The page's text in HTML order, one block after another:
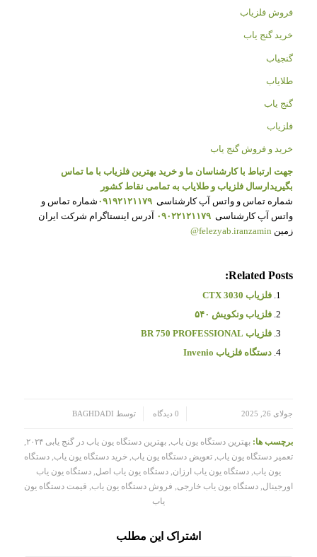
فروش فلزیاب
خرید گنج یاب
گنجیاب
طلایاب
گنج یاب
فلزیاب
خرید و فروش گنج یاب
جهت ارتباط با کارشناسان ما و خرید بهترین فلزیاب با ما تماس
بگیریدارسال فلزیاب و طلایاب به تمامی نقاط کشور
شماره تماس و واتس آپ کارشناسی ۰۹۱۹۲۱۲۱۱۷۹ شماره تماس و
واتس آپ کارشناسی ۰۹۰۲۲۱۲۱۱۷۹ آدرس اینستاگرام شرکت ایران
زمین felezyab.iranzamin@
Related Posts:
فلزیاب CTX 3030
فلزیاب ونکویش ۵۴۰
فلزیاب BR 750 PROFESSIONAL
دستگاه فلزیاب Invenio
جولای 26, 2025 0 دیدگاه توسط BAGHDADI
برچسب ها: بهترین دستگاه یون‌ یاب, بهترین دستگاه یون‌ یاب در گنج‌ یابی ۲۰۲۴
,
تعمیر دستگاه یون‌ یاب, تعویض دستگاه یون‌ یاب, خرید دستگاه یون‌ یاب, دستگاه
یون‌ یاب, دستگاه یون‌ یاب ارزان, دستگاه یون‌ یاب اصل, دستگاه یون‌ یاب
اورجینال, دستگاه یون‌ یاب خارجی, فروش دستگاه یون‌ یاب, قیمت دستگاه یون‌
یاب
اشتراک این مطلب